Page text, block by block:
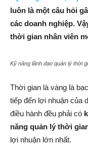
luôn là một câu hỏi
các doanh nghiệp.
thời gian nhân viên
Kỹ năng lãnh đạo quản lý thời
Thời gian là vàng là
tiếp đến lợi nhuận của
điều hành đều phải có
năng quản lý thời
lợi nhuận lớn nhất.